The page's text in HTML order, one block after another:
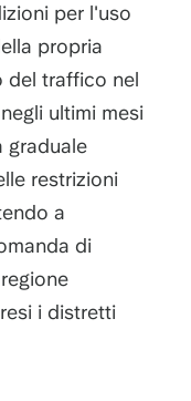
per l'uso
propria
del traffico nel
ultimi mesi
graduale
restrizioni
a
di
i distretti